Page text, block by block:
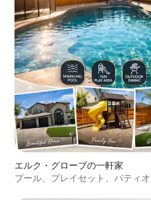
エルク・グローブの一軒家
プール、プレイセット、パティ